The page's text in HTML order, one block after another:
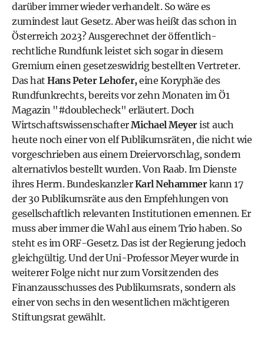
darüber immer wieder verhandelt. So wäre es
zumindest laut Gesetz. Aber was heißt das schon in
Österreich 2023? Ausgerechnet der öffentlich-
rechtliche Rundfunk leistet sich sogar in diesem
Gremium einen gesetzeswidrig bestellten Vertreter.
Das hat Hans Peter Lehofer,eine Koryphäe des
Rundfunkrechts, bereits vor zehn Monaten im Ö1
Magazin "#doublecheck" erläutert. Doch
WirtschaftswissenschafterMichael Meyerist auch
heute noch einer von elf Publikumsräten, die nicht wie
vorgeschrieben aus einem Dreiervorschlag, sondern
alternativlos bestellt wurden. Von Raab. Im Dienste
ihres Herrn.Bundeskanzler Karl Nehammerkann 17
der 30 Publikumsräte aus den Empfehlungen von
gesellschaftlich relevanten Institutionen ernennen. Er
muss aber immer die Wahl aus einem Trio haben. So
steht es im ORF-Gesetz. Das ist der Regierung jedoch
gleichgültig. Und der Uni-Professor Meyer wurde in
weiterer Folge nicht nur zum Vorsitzenden des
Finanzausschusses des Publikumsrats, sondern als
einer von sechs in den wesentlichen mächtigeren
Stiftungsrat gewählt.